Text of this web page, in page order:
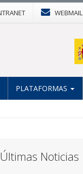
WEBMAIL
PLATAFORMAS
Últimas Noticias